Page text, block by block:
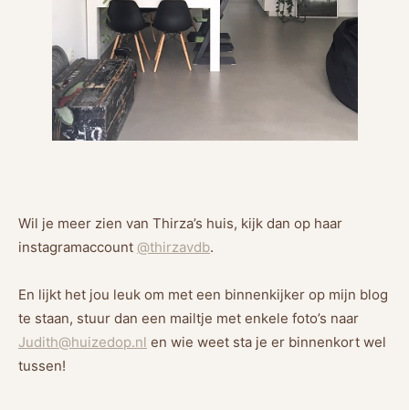
Wil je meer zien van Thirza’s huis, kijk dan op haar
instagramaccount @thirzavdb.
En lijkt het jou leuk om met een binnenkijker op mijn blog
te staan, stuur dan een mailtje met enkele foto’s naar
Judith@huizedop.nl en wie weet sta je er binnenkort wel
tussen!